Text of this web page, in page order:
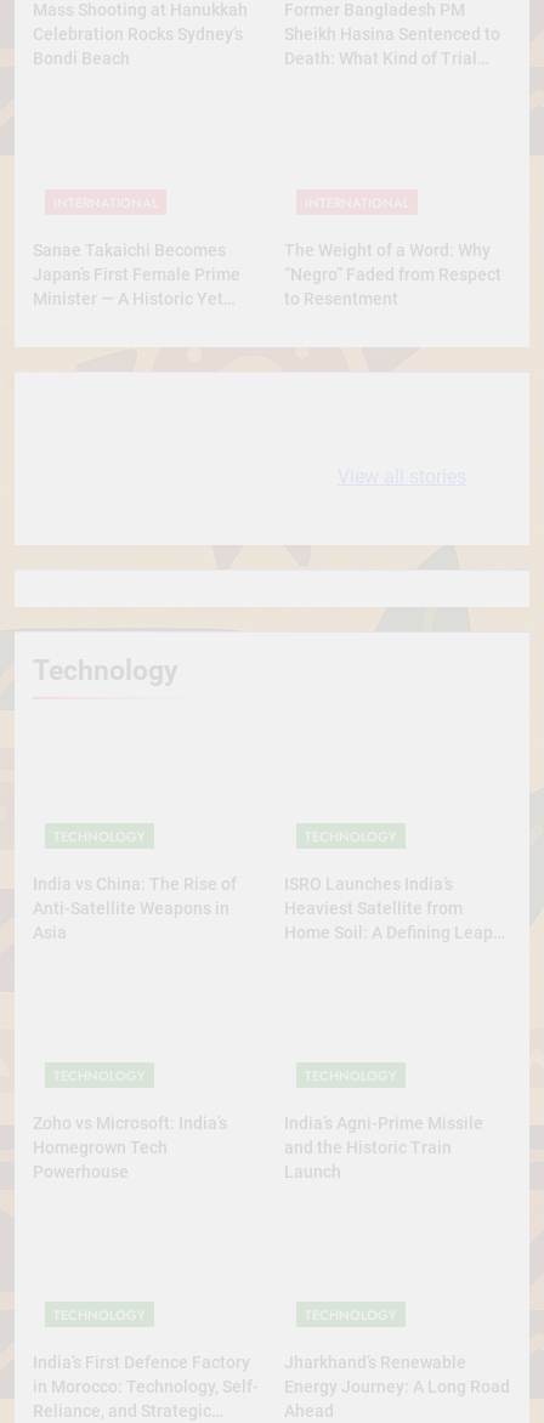
Mass Shooting at Hanukkah
Celebration Rocks Sydney’s
Bondi Beach
Former Bangladesh PM
Sheikh Hasina Sentenced to
Death: What Kind of Trial
Sanae Takaichi Becomes
Japan’s First Female Prime
Minister — A Historic Yet
The Weight of a Word: Why
“Negro” Faded from Respect
to Resentment
Technology
TECHNOLOGY
India vs China: The Rise of
Anti-Satellite Weapons in
Asia
TECHNOLOGY
ISRO Launches India’s
Heaviest Satellite from
Home Soil: A Defining Leap
TECHNOLOGY
Zoho vs Microsoft: India’s
Homegrown Tech
Powerhouse
TECHNOLOGY
India’s Agni-Prime Missile
and the Historic Train
Launch
TECHNOLOGY
India’s First Defence Factory
in Morocco: Technology, Self-
Reliance, and Strategic
TECHNOLOGY
Jharkhand’s Renewable
Energy Journey: A Long Road
Ahead